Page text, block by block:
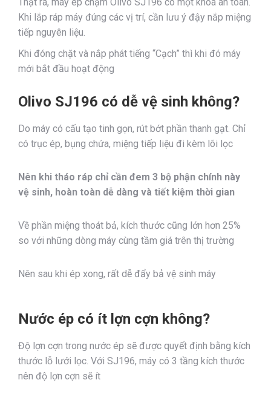
Khi lắp ráp máy đúng các vị trí, cần lưu ý đậy nắp miệng
tiếp nguyên liệu.
Khi đóng chặt và nắp phát tiếng “Cạch” thì khi đó máy
mới bắt đầu hoạt động
Olivo SJ196 có dễ vệ sinh không?
Do máy có cấu tạo tinh gọn, rút bớt phần thanh gạt. Chỉ
có trục ép, bụng chứa, miệng tiếp liệu đi kèm lõi lọc
Nên khi tháo ráp chỉ cần đem 3 bộ phận chính này
vệ sinh, hoàn toàn dễ dàng và tiết kiệm thời gian
Về phần miệng thoát bả, kích thước cũng lớn hơn 25%
so với những dòng máy cùng tầm giá trên thị trường
Nên sau khi ép xong, rất dễ đẩy bả vệ sinh máy
Nước ép có ít lợn cợn không?
Độ lợn cợn trong nước ép sẽ được quyết định bằng kích
thước lỗ lưới lọc. Với SJ196, máy có 3 tầng kích thước
nên độ lợn cợn sẽ ít